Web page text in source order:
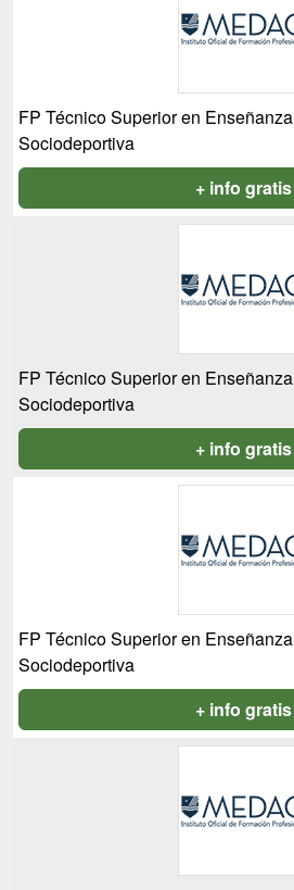
FP Técnico Superior en
Sociodeportiva
+ info gratis
FP Técnico Superior en
Sociodeportiva
+ info gratis
FP Técnico Superior en
Sociodeportiva
+ info gratis